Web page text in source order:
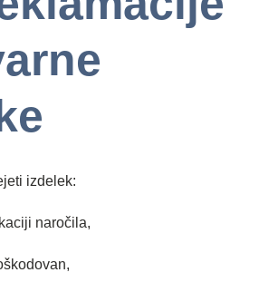
izdelek:
naročila,